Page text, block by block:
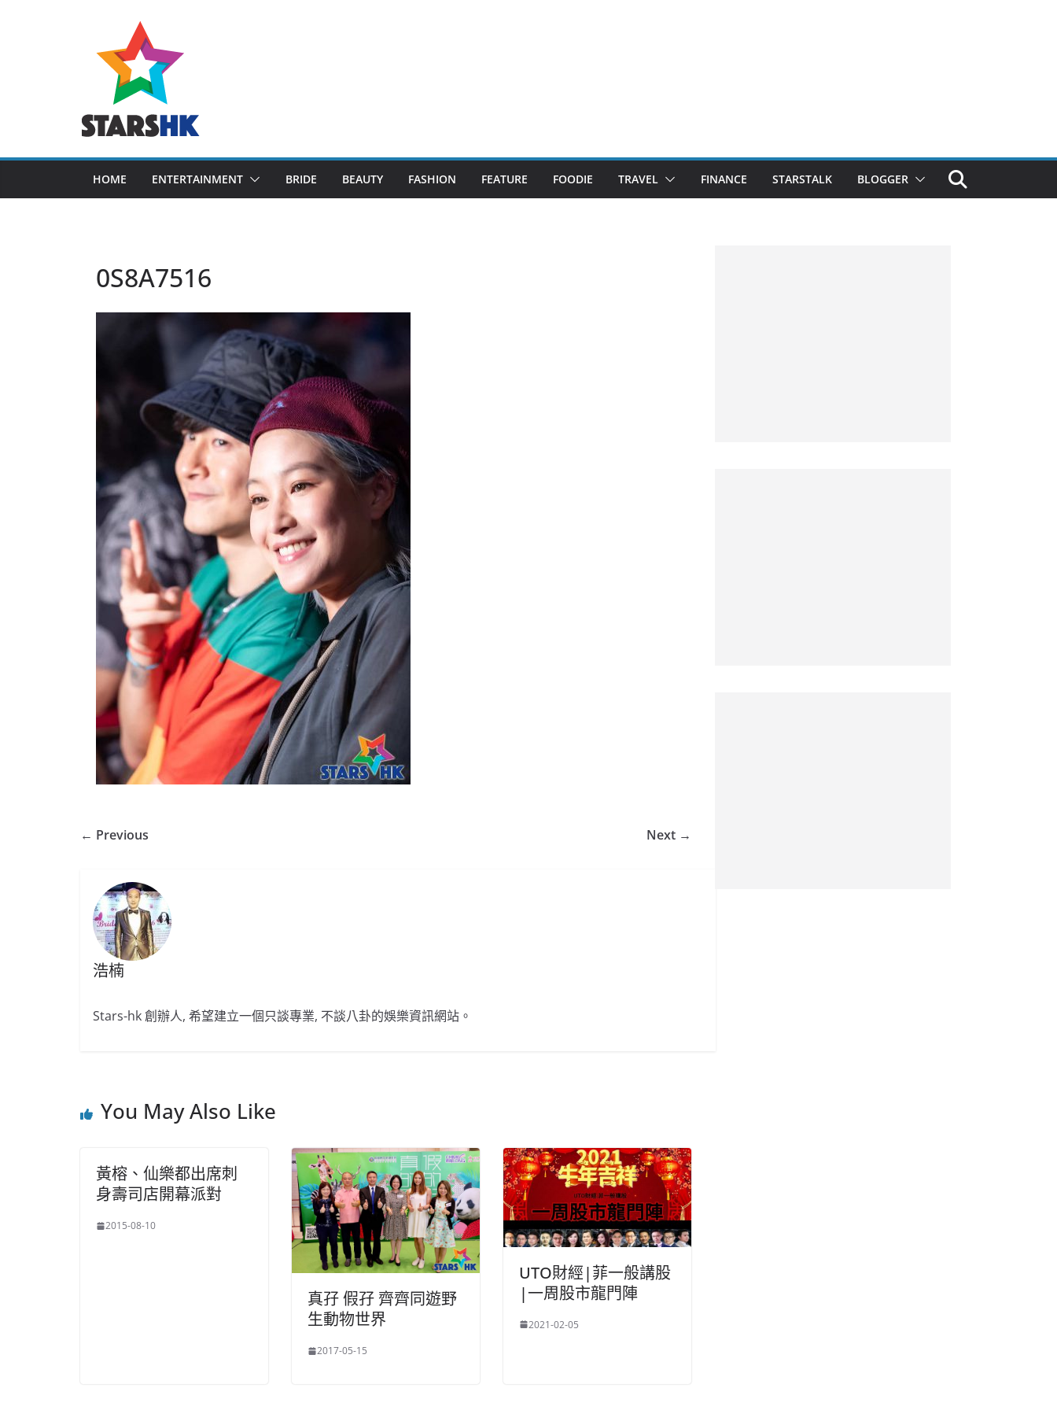
HOME ENTERTAINMENT BRIDE BEAUTY FASHION FEATURE FOODIE TRAVEL FINANCE STARSTALK BLOGGER
0S8A7516
← Previous Next →
浩楠
Stars-hk 創辦人, 希望建立一個只談專業, 不談八卦的娛樂資訊網站。
You May Also Like
黃榕、仙樂都出席刺
身壽司店開幕派對
2015-08-10
真孖 假孖 齊齊同遊野
生動物世界
2017-05-15
UTO財經|菲一般講股
|一周股市龍門陣
2021-02-05